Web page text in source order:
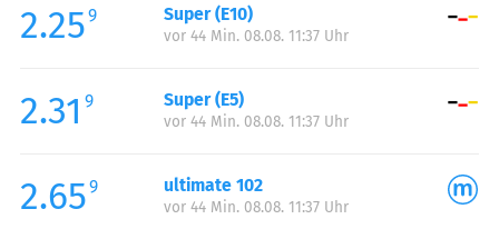
Samstag:
06:00-23:00
Sonntag:
2.259 Super (E10)
vor 44 Min. 08.08. 11:37 Uhr
2.31 9 Super (E5)
vor 44 Min. 08.08. 11:37 Uhr
2.659 ultimate 102
vor 44 Min. 08.08. 11:37 Uhr